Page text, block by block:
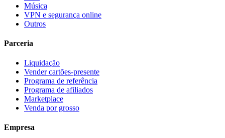
Música
VPN e segurança online
Outros
Parceria
Liquidação
Vender cartões-presente
Programa de referência
Programa de afiliados
Marketplace
Venda por grosso
Empresa